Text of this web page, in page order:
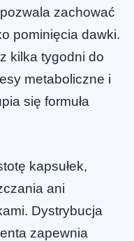
zachować
pominięcia dawki.
kilka tygodni do
metaboliczne i
się formuła
kapsułek,
ani
Dystrybucja
zapewnia